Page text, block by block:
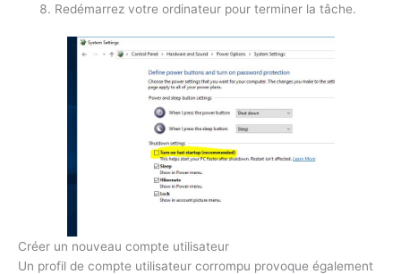
Redémarrez votre ordinateur pour terminer la tâche.
Créer un nouveau compte utilisateur
Un profil de compte utilisateur corrompu provoque également